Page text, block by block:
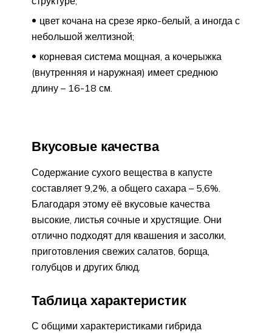
цвет кочана на срезе ярко-белый, а иногда с
небольшой желтизной;
корневая система мощная, а кочерыжка
(внутренняя и наружная) имеет среднюю
длину – 16-18 см.
Вкусовые качества
Содержание сухого вещества в капусте
составляет 9,2%, а общего сахара – 5,6%.
Благодаря этому её вкусовые качества
высокие, листья сочные и хрустящие. Они
отлично подходят для квашения и засолки,
приготовления свежих салатов, борща,
голубцов и других блюд.
Таблица характеристик
С общими характеристиками гибрида